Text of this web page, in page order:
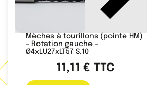
Mèches à tourillons (pointe HM)
– Rotation gauche –
Ø4xLU27xLT57 S.10
11,11€ TTC